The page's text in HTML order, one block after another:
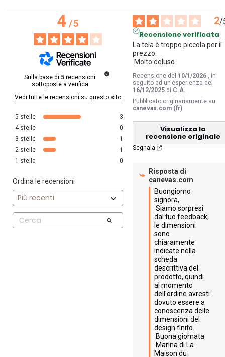
4/5
Sulla base di 5 recensioni
sottoposte a verifica
Vedi tutte le recensioni su questo sito
5 stelle
3
4 stelle
0
3 stelle
1
2 stelle
1
1 stella 0
Ordina le recensioni
2/
Recensione verificata
La tela è troppo piccola per il
prezzo.
Molto deluso.
Recensione del 10/1/2026 , in
seguito ad un'esperienza del
16/12/2025 di C.A.
Pubblicato originariamente su
canevas.com (fr)
Visualizza la
recensione originale
Segnala
Risposta di
canevas.com
Buongiorno
signora,
Siamo sorpresi
dal tuo feedback;
le dimensioni
sono
chiaramente
indicate nella
scheda
descrittiva del
prodotto, quindi
al momento
dell'ordine avresti
dovuto essere a
conoscenza delle
dimensioni del
design finito.
Maison du